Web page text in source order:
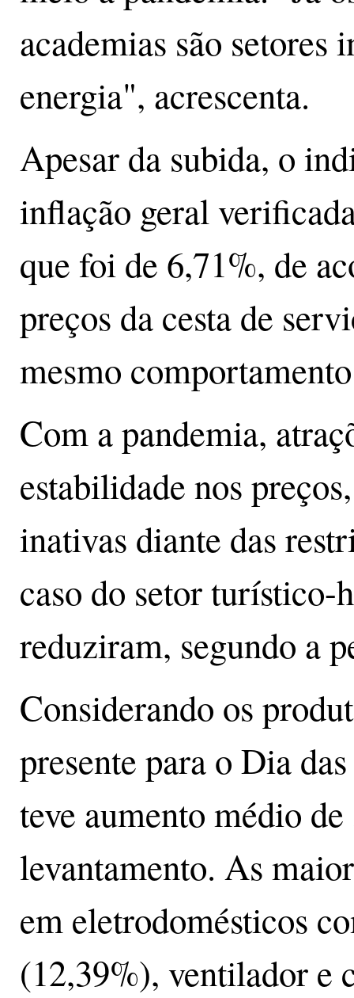
academias são setores
energia", acrescenta.
Apesar da subida, o
inflação geral
que foi de 6,71%, de
preços da cesta de
mesmo
Com a pandemia,
estabilidade nos
inativas diante das
caso do setor turístico-
reduziram, segundo a
Considerando os
presente para o Dia
teve aumento médio
levantamento. As
em eletrodomésticos
(12,39%), ventilador e